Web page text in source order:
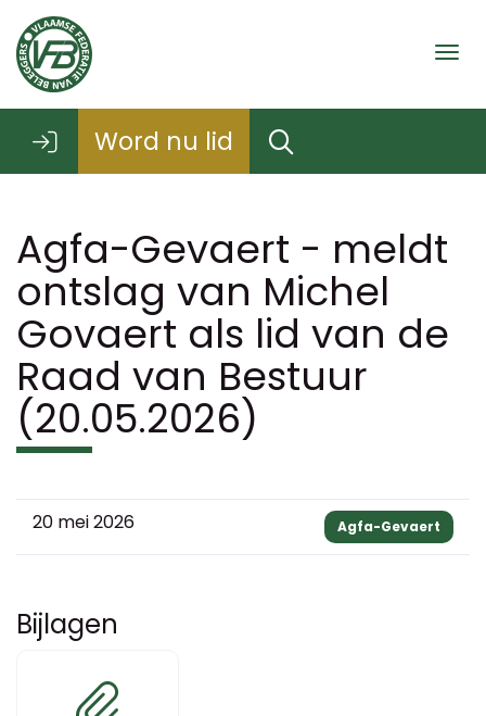
Word nu lid
Agfa-Gevaert - meldt
ontslag van Michel
Govaert als lid van de
Raad van Bestuur
(20.05.2026)
20 mei 2026 Agfa-Gevaert
Bijlagen